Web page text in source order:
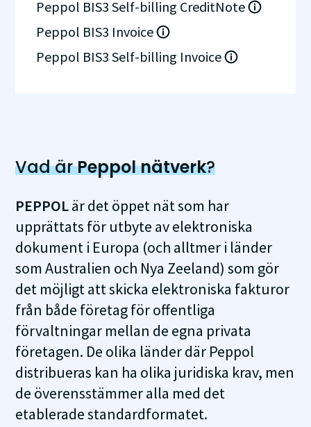
Peppol BIS3 Self-billing CreditNote
Peppol BIS3 Invoice
Peppol BIS3 Self-billing Invoice
Vad ärPeppol nätverk?
PEPPOLär det öppet nät som har
upprättats för utbyte av elektroniska
dokument i Europa (och alltmer i länder
som Australien och Nya Zeeland) som gör
det möjligt att skicka elektroniska fakturor
från både företag för offentliga
förvaltningar mellan de egna privata
företagen. De olika länder där Peppol
distribueras kan ha olika juridiska krav, men
de överensstämmer alla med det
etablerade standardformatet.